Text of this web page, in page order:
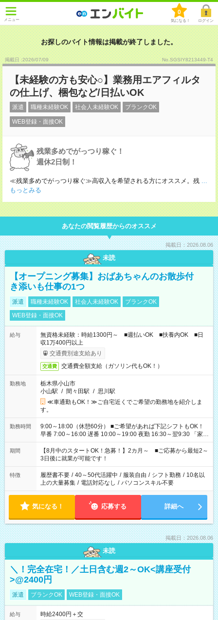
メニュー
0
気になる！ ログイン
お探しのバイト情報は掲載が終了しました。
掲載日 :2026/07/09 No.SGSIY8213449-T4
【未経験の方も安心○】業務用エアフィルタ
の仕上げ、梱包など/日払いOK
派遣 職種未経験OK 社会人未経験OK ブランクOK
WEB登録・面接OK
残業多めでがっつり稼ぐ！
週休2日制！
≪残業多めでがっつり稼ぐ≫高収入を希望される方にオススメ。残 ...
もっとみる
あなたの閲覧履歴からのオススメ
掲載日：2026.08.06
未読
【オープニング募集】おばあちゃんのお散歩付
き添いも仕事の1つ
派遣 職種未経験OK 社会人未経験OK
ブランクOK
WEB登録・面接OK
給与
無資格未経験：時給1300円～ ■週払いOK ■扶養内OK ■日
収1万400円以上
交通費別途支給あり
交通費 交通費全額支給（ガソリン代もOK！）
勤務地
栃木県小山市
小山駅 / 間々田駅 / 思川駅
≪車通勤もOK！≫ご自宅近くでご希望の勤務地を紹介しま
す。
勤務時間
9:00～18:00（休憩60分） ■ご希望があれば下記シフトもOK！
早番 7:00～16:00 遅番 10:00～19:00 夜勤 16:30～翌9:30 「家族
と休みを合わせたい」 「余裕を持って夕飯の準備がしたい」
「できれば残業はしたくない」 など、ご希望を教えてください
ね。 ※Wワーク希望の方へ 今ご覧のお仕事で希望する勤務時間
と、もう1つのお仕事の勤務時間。 合計で週40時間を超える場
合は応募できません。
期間
【8月中のスタートOK！急募！】2カ月～ ■ご応募から最短2～
3日後に就業が可能です！
特徴 履歴書不要 / 40～50代活躍中 / 服装自由 / シフト勤務 / 10名以
上の大量募集 / 電話対応なし / パソコンスキル不要
気になる！ 応募する 詳細へ
掲載日：2026.08.06
未読
＼！完全在宅！／土日含む週2～OK<講座受付
>@2400円
派遣 ブランクOK WEB登録・面接OK
給与
時給2400円＋交